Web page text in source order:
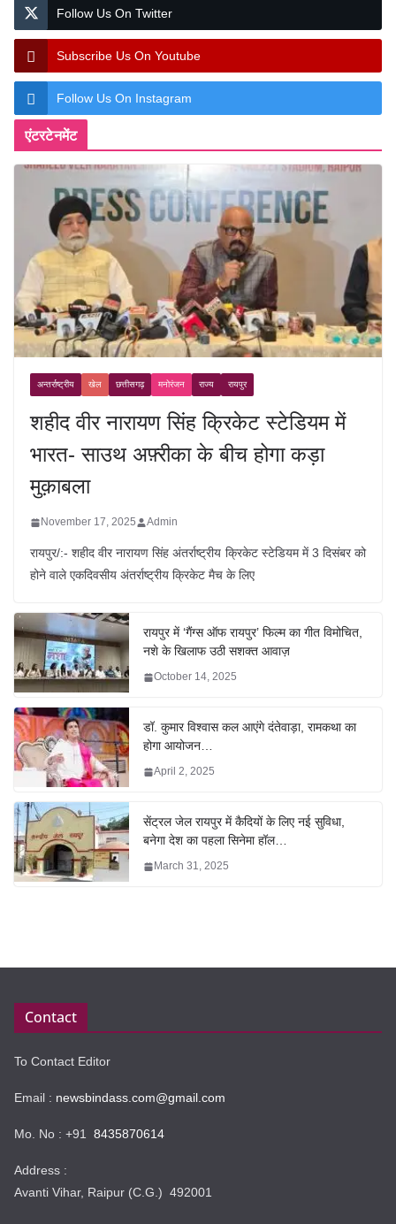
Follow Us On Twitter
Subscribe Us On Youtube
Follow Us On Instagram
एंटरटेनमेंट
अन्तर्राष्ट्रीय खेल छत्तीसगढ़ मनोरंजन राज्य रायपुर
शहीद वीर नारायण सिंह क्रिकेट स्टेडियम में
भारत- साउथ अफ़्रीका के बीच होगा कड़ा
मुक़ाबला
November 17, 2025 Admin
रायपुर/:- शहीद वीर नारायण सिंह अंतर्राष्ट्रीय क्रिकेट स्टेडियम में 3 दिसंबर को
होने वाले एकदिवसीय अंतर्राष्ट्रीय क्रिकेट मैच के लिए
रायपुर में ‘गैंग्स ऑफ रायपुर’ फिल्म का गीत विमोचित,
नशे के खिलाफ उठी सशक्त आवाज़
October 14, 2025
डॉ. कुमार विश्वास कल आएंगे दंतेवाड़ा, रामकथा का
होगा आयोजन…
April 2, 2025
सेंट्रल जेल रायपुर में कैदियों के लिए नई सुविधा,
बनेगा देश का पहला सिनेमा हॉल…
March 31, 2025
Contact
To Contact Editor
Email : newsbindass.com@gmail.com
Mo. No : +91 8435870614
Address :
Avanti Vihar, Raipur (C.G.) 492001